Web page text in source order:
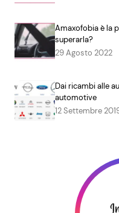
Amaxofobia è la
superarla?
29 Agosto 2022
Dai ricambi alle
automotive
12 Settembre